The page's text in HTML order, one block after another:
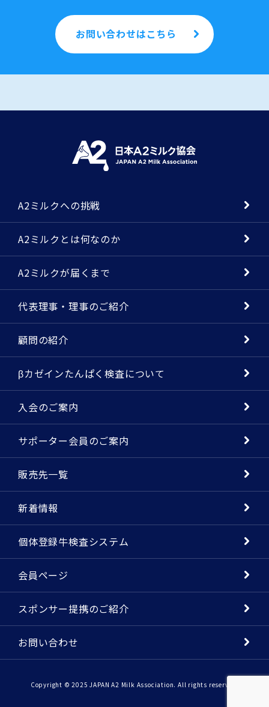
お問い合わせはこちら
A2ミルクへの挑戦
A2ミルクとは何なのか
A2ミルクが届くまで
代表理事・理事のご紹介
顧問の紹介
βカゼインたんぱく検査について
入会のご案内
サポーター会員のご案内
販売先一覧
新着情報
個体登録牛検査システム
会員ページ
スポンサー提携のご紹介
お問い合わせ
Copyright © 2025 JAPAN A2 Milk Association. All rights reserved.